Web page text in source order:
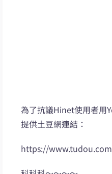
為了抗議Hinet使用者用
提供土豆網連結：
https://